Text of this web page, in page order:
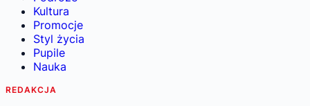
Kultura
Promocje
Styl życia
Pupile
Nauka
REDAKCJA